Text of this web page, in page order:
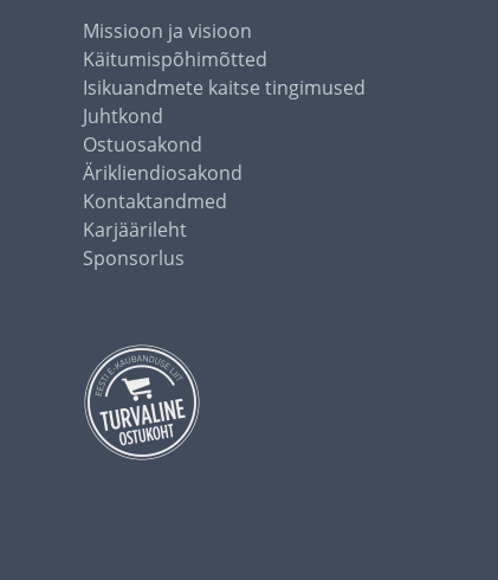
Missioon ja visioon
Käitumispõhimõtted
Isikuandmete kaitse tingimused
Juhtkond
Ostuosakond
Ärikliendiosakond
Kontaktandmed
Karjäärileht
Sponsorlus